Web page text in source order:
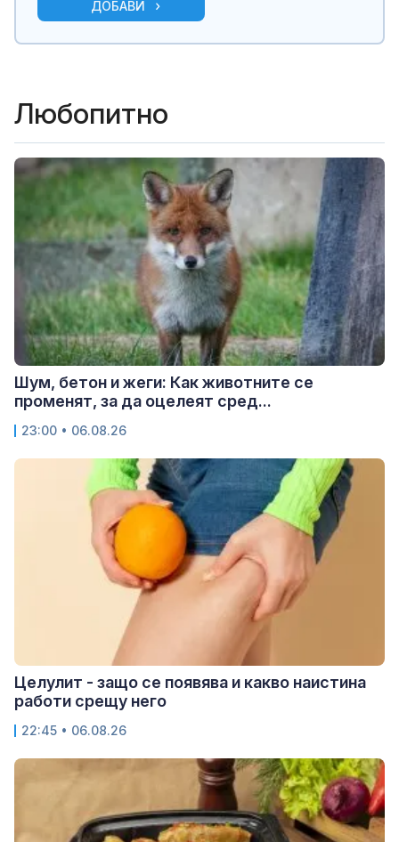
ДОБАВИ
Любопитно
Шум, бетон и жеги: Как животните се
променят, за да оцелеят сред...
23:00 • 06.08.26
Целулит - защо се появява и какво наистина
работи срещу него
22:45 • 06.08.26